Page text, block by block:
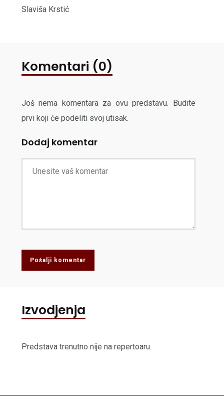
Slaviša Krstić
Komentari (0)
Još nema komentara za ovu predstavu. Budite
prvi koji će podeliti svoj utisak.
Dodaj komentar
Pošalji komentar
Izvodjenja
Predstava trenutno nije na repertoaru.